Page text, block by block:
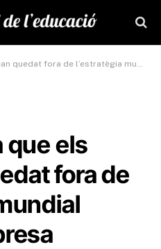
de l’estratègia mundial contra la pobresa
que els
fora de